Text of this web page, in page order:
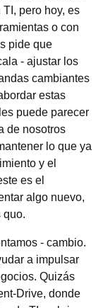
pero hoy, es
o con
pide que
- ajustar los
cambiantes
estas
puede parecer
de nosotros
lo que ya
y el
es el
algo nuevo,
quo.
- cambio.
a impulsar
Quizás
Drive, donde